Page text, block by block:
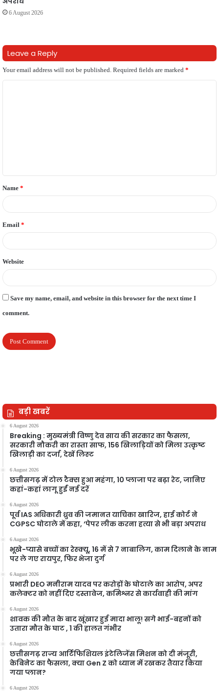
6 August 2026
Leave a Reply
Your email address will not be published. Required fields are marked *
t
*
Name *
Email *
Website
Save my name, email, and website in this browser for the next time I
comment.
बड़ी खबरें
6 August 2026
Breaking : मुख्यमंत्री विष्णु देव साय की सरकार का फैसला,
सरकारी नौकरी का रास्ता साफ, 156 खिलाड़ियों को मिला उत्कृष्ट
खिलाड़ी का दर्जा, देखें लिस्‍ट
6 August 2026
छत्तीसगढ़ में टोल टैक्स हुआ महंगा, 10 प्लाजा पर बढ़ा रेट, जानिए
कहां-कहां लागू हुईं नई दरें
6 August 2026
पूर्व IAS अधिकारी ध्रुव की जमानत याचिका खारिज, हाई कोर्ट ने
CGPSC घोटाले में कहा, ‘पेपर लीक करना हत्या से भी बड़ा अपराध
6 August 2026
भूखे-प्यासे बच्चों का रेस्क्यू, 16 में से 7 नाबालिग, काम दिलाने के नाम
पर ले गए रायपुर, फिर भेजा दुर्ग
6 August 2026
प्रभारी DEO मनीराम यादव पर करोड़ों के घोटाले का आरोप, अपर
कलेक्टर को नहीं दिए दस्तावेज, कमिश्नर से कार्यवाही की मांग
6 August 2026
शावक की मौत के बाद खूंखार हुई मादा भालू! सगे भाई-बहनों को
उतारा मौत के घाट , 1 की हालत गंभीर
6 August 2026
छत्तीसगढ़ राज्य आर्टिफिशियल इंटेलिजेंस मिशन को दी मंजूरी,
केबिनेट का फैसला, क्या Gen Z को ध्यान में रखकर तैयार किया
गया प्लान?
6 August 2026